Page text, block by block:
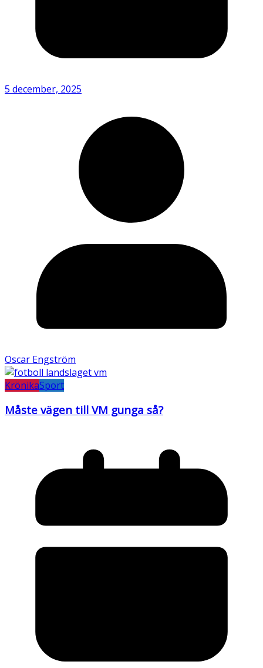
5 december, 2025
Oscar Engström
KrönikaSport
Måste vägen till VM gunga så?